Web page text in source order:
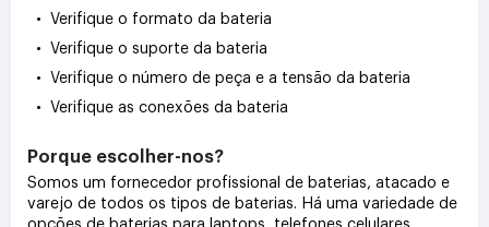
• Verifique o formato da bateria
• Verifique o suporte da bateria
• Verifique o número de peça e a tensão da bateria
• Verifique as conexões da bateria
Porque escolher-nos?
Somos um fornecedor profissional de baterias, atacado e
varejo de todos os tipos de baterias. Há uma variedade de